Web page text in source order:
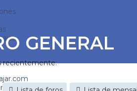
recientemente:
GENERAL